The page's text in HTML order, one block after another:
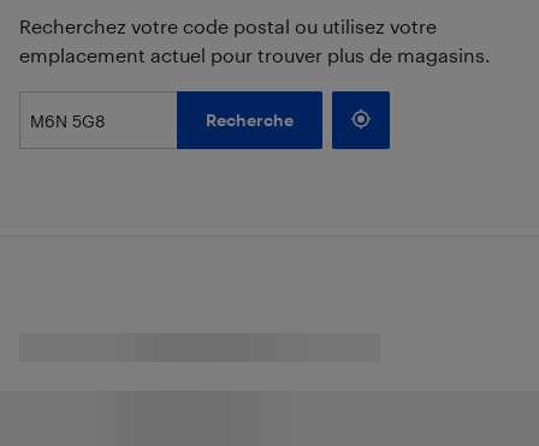
Recherchez votre code postal ou utilisez votre
emplacement actuel pour trouver plus de magasins.
Recherche